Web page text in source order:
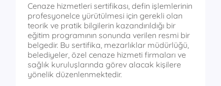
Cenaze hizmetleri sertifikası, defin işlemlerinin
profesyonelce yürütülmesi için gerekli olan
teorik ve pratik bilgilerin kazandırıldığı bir
eğitim programının sonunda verilen resmi bir
belgedir. Bu sertifika, mezarlıklar müdürlüğü,
belediyeler, özel cenaze hizmeti firmaları ve
sağlık kuruluşlarında görev alacak kişilere
yönelik düzenlenmektedir.